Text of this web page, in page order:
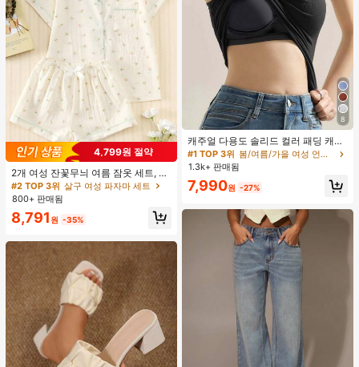
4,799원 절약
2개 여성 잔꽃무늬 여름 잠옷 세트, 반
팔 버튼업 셔츠 및 반바지, 캐주얼 라
운지웨어
#2 TOP 3위 살구 여성 파자마 세트
800+ 판매됨
8,791 원 -35%
8
캐주얼 다용도 솔리드 컬러 패딩 캐미
솔
#1 TOP 3위
봄/여름/가을 여성 언더셔츠 상의
1.3k+ 판매됨
7,990원 -27%